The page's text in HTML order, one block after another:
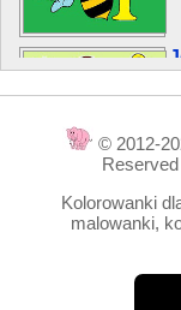
© 2012-
Reserved
Kolorowanki
malowanki,